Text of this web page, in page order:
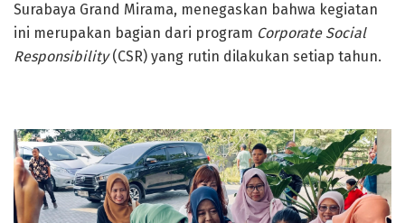
Surabaya Grand Mirama, menegaskan bahwa kegiatan
ini merupakan bagian dari program Corporate Social
Responsibility(CSR) yang rutin dilakukan setiap tahun.